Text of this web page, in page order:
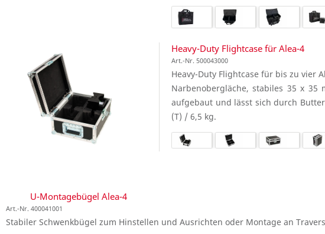
Heavy-Duty Flightcase für Alea-4
Art.-Nr. 500043000
Heavy-Duty Flightcase für bis zu vier
Narbenobergläche, stabiles 35 x
aufgebaut und lässt sich durch
(T) / 6,5 kg.
U-Montagebügel Alea-4
Art.-Nr. 400041001
Stabiler Schwenkbügel zum Hinstellen und Ausrichten oder Montage an